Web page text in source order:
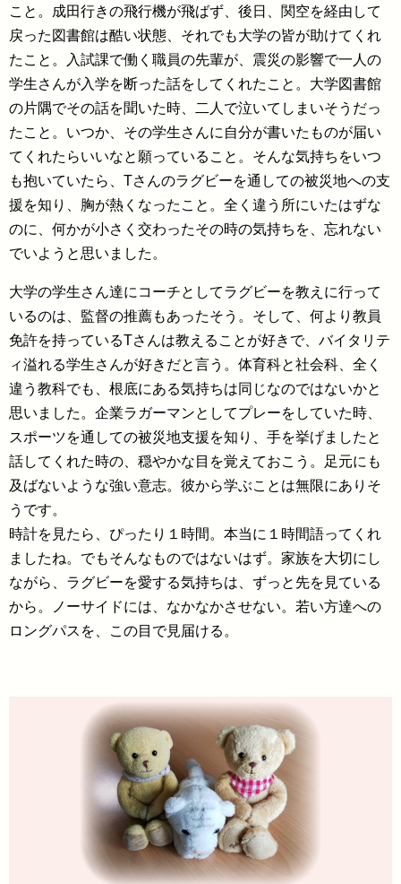
こと。成田行きの飛行機が飛ばず、後日、関空を経由して
戻った図書館は酷い状態、それでも大学の皆が助けてくれ
たこと。入試課で働く職員の先輩が、震災の影響で一人の
学生さんが入学を断った話をしてくれたこと。大学図書館
の片隅でその話を聞いた時、二人で泣いてしまいそうだっ
たこと。いつか、その学生さんに自分が書いたものが届い
てくれたらいいなと願っていること。そんな気持ちをいつ
も抱いていたら、Tさんのラグビーを通しての被災地への支
援を知り、胸が熱くなったこと。全く違う所にいたはずな
のに、何かが小さく交わったその時の気持ちを、忘れない
でいようと思いました。
大学の学生さん達にコーチとしてラグビーを教えに行って
いるのは、監督の推薦もあったそう。そして、何より教員
免許を持っているTさんは教えることが好きで、バイタリテ
ィ溢れる学生さんが好きだと言う。体育科と社会科、全く
違う教科でも、根底にある気持ちは同じなのではないかと
思いました。企業ラガーマンとしてプレーをしていた時、
スポーツを通しての被災地支援を知り、手を挙げましたと
話してくれた時の、穏やかな目を覚えておこう。足元にも
及ばないような強い意志。彼から学ぶことは無限にありそ
うです。
時計を見たら、ぴったり１時間。本当に１時間語ってくれ
ましたね。でもそんなものではないはず。家族を大切にし
ながら、ラグビーを愛する気持ちは、ずっと先を見ている
から。ノーサイドには、なかなかさせない。若い方達への
ロングパスを、この目で見届ける。